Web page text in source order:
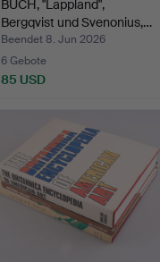
BUCH, "Lappland",
Bergqvist und Svenonius,…
Beendet 8. Jun 2026
6 Gebote
85 USD